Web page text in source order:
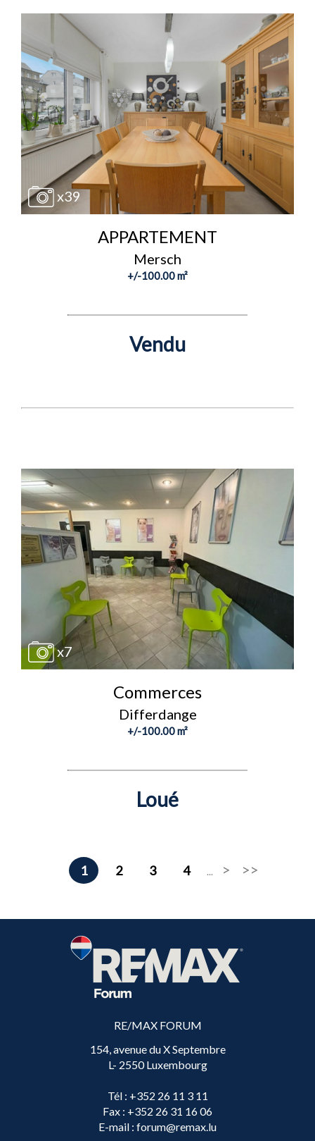
x39
APPARTEMENT
Mersch
+/-100.00 m²
Vendu
x7
Commerces
Differdange
+/-100.00 m²
Loué
1 2 3 4 ...
RE/MAX FORUM
154, avenue du X Septembre
L- 2550 Luxembourg
Tél: +352 26 11 3 11
Fax : +352 26 31 16 06
E-mail : forum@remax.lu